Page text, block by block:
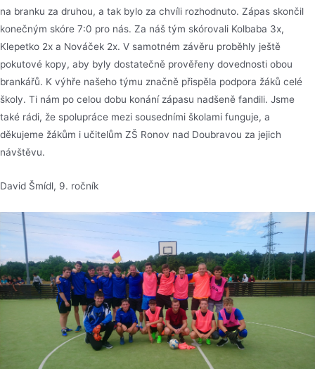
na branku za druhou, a tak bylo za chvíli rozhodnuto. Zápas skončil
konečným skóre 7:0 pro nás. Za náš tým skórovali Kolbaba 3x,
Klepetko 2x a Nováček 2x. V samotném závěru proběhly ještě
pokutové kopy, aby byly dostatečně prověřeny dovednosti obou
brankářů. K výhře našeho týmu značně přispěla podpora žáků celé
školy. Ti nám po celou dobu konání zápasu nadšeně fandili. Jsme
také rádi, že spolupráce mezi sousedními školami funguje, a
děkujeme žákům i učitelům ZŠ Ronov nad Doubravou za jejich
návštěvu.
David Šmídl, 9. ročník